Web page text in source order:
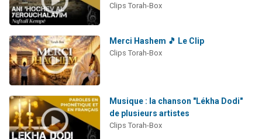
Clips Torah-Box
Merci Hashem 🎵 Le Clip
Clips Torah-Box
Musique : la chanson "Lékha Dodi"
de plusieurs artistes
Clips Torah-Box